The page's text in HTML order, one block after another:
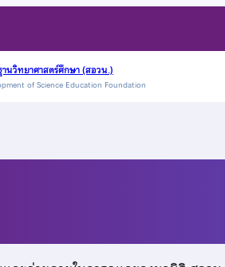
นวิทยาศาสตร์ศึกษา (สอวน.)
of Science Education Foundation